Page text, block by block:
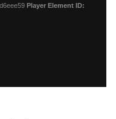
Player Element ID: